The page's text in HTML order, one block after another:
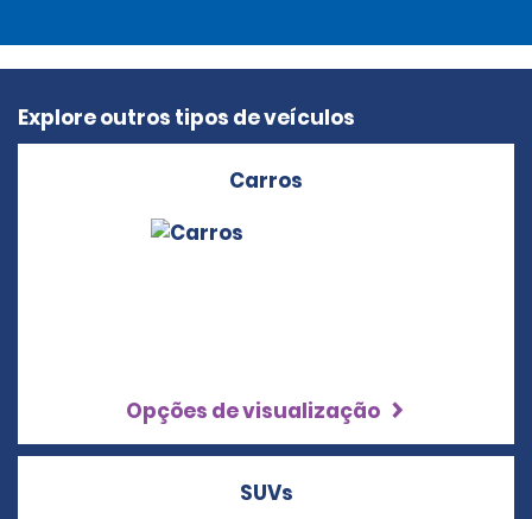
Explore outros tipos de veículos
Carros
Opções de visualização
SUVs